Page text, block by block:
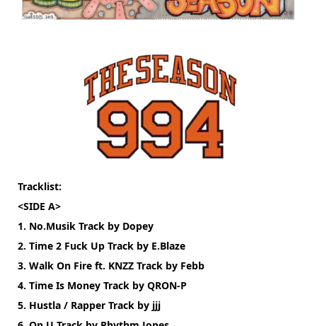
Tracklist:
<SIDE A>
1. No.Musik Track by Dopey
2. Time 2 Fuck Up Track by E.Blaze
3. Walk On Fire ft. KNZZ Track by Febb
4. Time Is Money Track by QRON-P
5. Hustla / Rapper Track by jjj